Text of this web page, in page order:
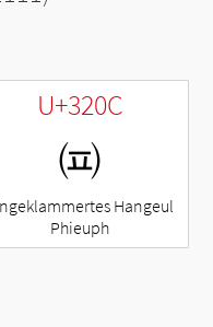
U+320C
㈌
Hangeul
Phieuph